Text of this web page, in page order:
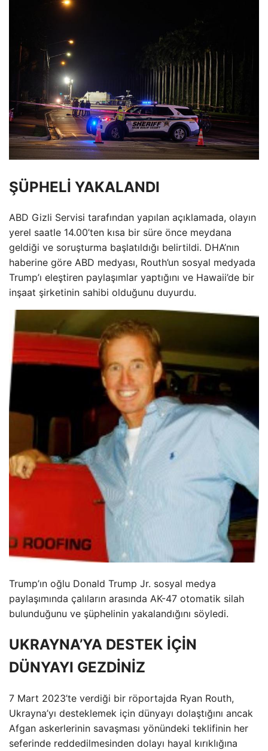
ŞÜPHELİ YAKALANDI
ABD Gizli Servisi tarafından yapılan açıklamada, olayın
yerel saatle 14.00’ten kısa bir süre önce meydana
geldiği ve soruşturma başlatıldığı belirtildi. DHA’nın
haberine göre ABD medyası, Routh’un sosyal medyada
Trump’ı eleştiren paylaşımlar yaptığını ve Hawaii’de bir
inşaat şirketinin sahibi olduğunu duyurdu.
Trump’ın oğlu Donald Trump Jr. sosyal medya
paylaşımında çalıların arasında AK-47 otomatik silah
bulunduğunu ve şüphelinin yakalandığını söyledi.
UKRAYNA’YA DESTEK İÇİN
DÜNYAYI GEZDİNİZ
7 Mart 2023’te verdiği bir röportajda Ryan Routh,
Ukrayna’yı desteklemek için dünyayı dolaştığını ancak
Afgan askerlerinin savaşması yönündeki teklifinin her
seferinde reddedilmesinden dolayı hayal kırıklığına